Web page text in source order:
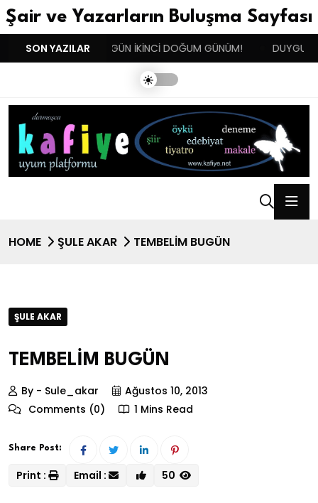
Şair ve Yazarların Buluşma Sayfası
SON YAZILAR
BENIM BUGÜN İKİNCİ DOĞUM GÜNÜM!
HOME ŞULE AKAR TEMBELİM BUGÜN
ŞULE AKAR
TEMBELİM BUGÜN
By - Sule_akar
Ağustos 10, 2013
Comments (0)
1 Mins Read
Share Post:
Print : Email : 50